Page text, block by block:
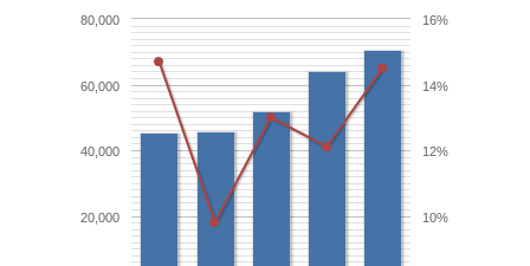
20,000
40,000
60,000
80,000
10%
12%
14%
16%